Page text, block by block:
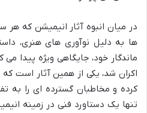
در میان انبوه آثار انیمیشن که هر
ها به دلیل نوآوری های هنری،
اکران شد، یکی از همین آثار است که
کرده و مخاطبان گسترده ای را به
تنها یک دستاورد فنی در زمینه